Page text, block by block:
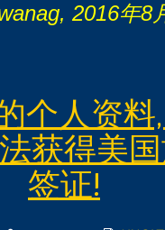
2016年8
个人资料,
获得美
签证!